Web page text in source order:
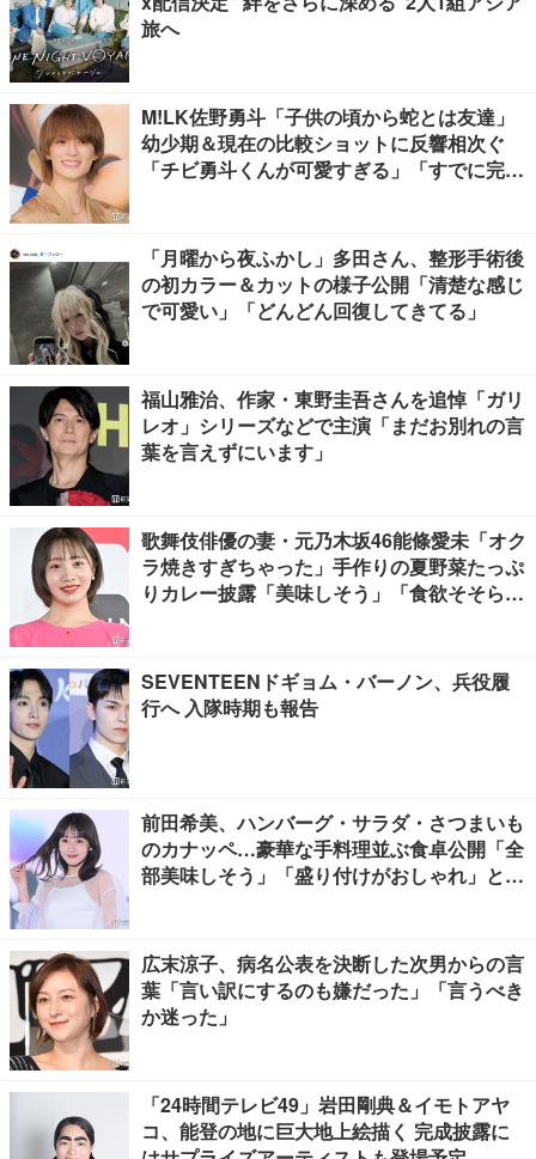
旅へ
M!LK佐野勇斗「子供の頃から蛇とは友達」
幼少期＆現在の比較ショットに反響相次ぐ
「チビ勇斗くんが可愛すぎる」「すでに完成
「月曜から夜ふかし」多田さん、整形手術後
の初カラー＆カットの様子公開「清楚な感じ
で可愛い」「どんどん回復してきてる」
福山雅治、作家・東野圭吾さんを追悼「ガリ
レオ」シリーズなどで主演「まだお別れの言
葉を言えずにいます」
歌舞伎俳優の妻・元乃木坂46能條愛未「オク
ラ焼きすぎちゃった」手作りの夏野菜たっぷ
りカレー披露「美味しそう」「食欲そそられ
SEVENTEENドギョム・バーノン、兵役履
行へ 入隊時期も報告
前田希美、ハンバーグ・サラダ・さつまいも
のカナッペ…豪華な手料理並ぶ食卓公開「全
部美味しそう」「盛り付けがおしゃれ」と絶
広末涼子、病名公表を決断した次男からの言
葉「言い訳にするのも嫌だった」「言うべき
か迷った」
「24時間テレビ49」岩田剛典＆イモトアヤ
コ、能登の地に巨大地上絵描く 完成披露に